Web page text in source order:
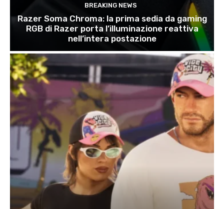
BREAKING NEWS
Razer Soma Chroma: la prima sedia da gaming
RGB di Razer porta l’illuminazione reattiva
nell’intera postazione